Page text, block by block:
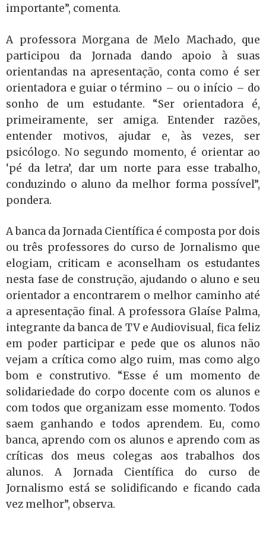
importante”, comenta.
A professora Morgana de Melo Machado, que
participou da Jornada dando apoio à suas
orientandas na apresentação, conta como é ser
orientadora e guiar o término – ou o início – do
sonho de um estudante. “Ser orientadora é,
primeiramente, ser amiga. Entender razões,
entender motivos, ajudar e, às vezes, ser
psicólogo. No segundo momento, é orientar ao
‘pé da letra’, dar um norte para esse trabalho,
conduzindo o aluno da melhor forma possível”,
pondera.
A banca da Jornada Científica é composta por dois
ou três professores do curso de Jornalismo que
elogiam, criticam e aconselham os estudantes
nesta fase de construção, ajudando o aluno e seu
orientador a encontrarem o melhor caminho até
a apresentação final. A professora Glaíse Palma,
integrante da banca de TV e Audiovisual, fica feliz
em poder participar e pede que os alunos não
vejam a crítica como algo ruim, mas como algo
bom e construtivo. “Esse é um momento de
solidariedade do corpo docente com os alunos e
com todos que organizam esse momento. Todos
saem ganhando e todos aprendem. Eu, como
banca, aprendo com os alunos e aprendo com as
críticas dos meus colegas aos trabalhos dos
alunos. A Jornada Científica do curso de
Jornalismo está se solidificando e ficando cada
vez melhor”, observa.